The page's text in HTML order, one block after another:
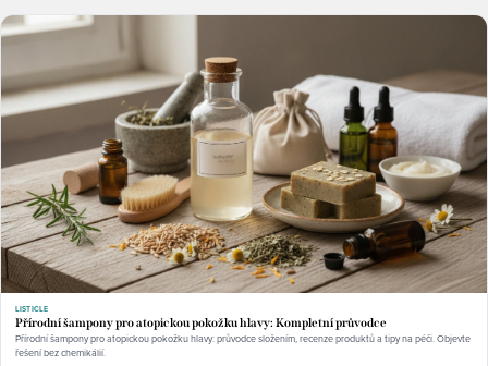
LISTICLE
Přírodní šampony pro atopickou pokožku hlavy: Kompletní průvodce
Přírodní šampony pro atopickou pokožku hlavy: průvodce složením, recenze produktů a tipy na péči. Objevte
řešení bez chemikálií.